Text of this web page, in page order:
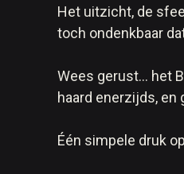
Het uitzicht, de
toch ondenkbaar
Wees gerust… het
haard enerzijds, en
Één simpele druk